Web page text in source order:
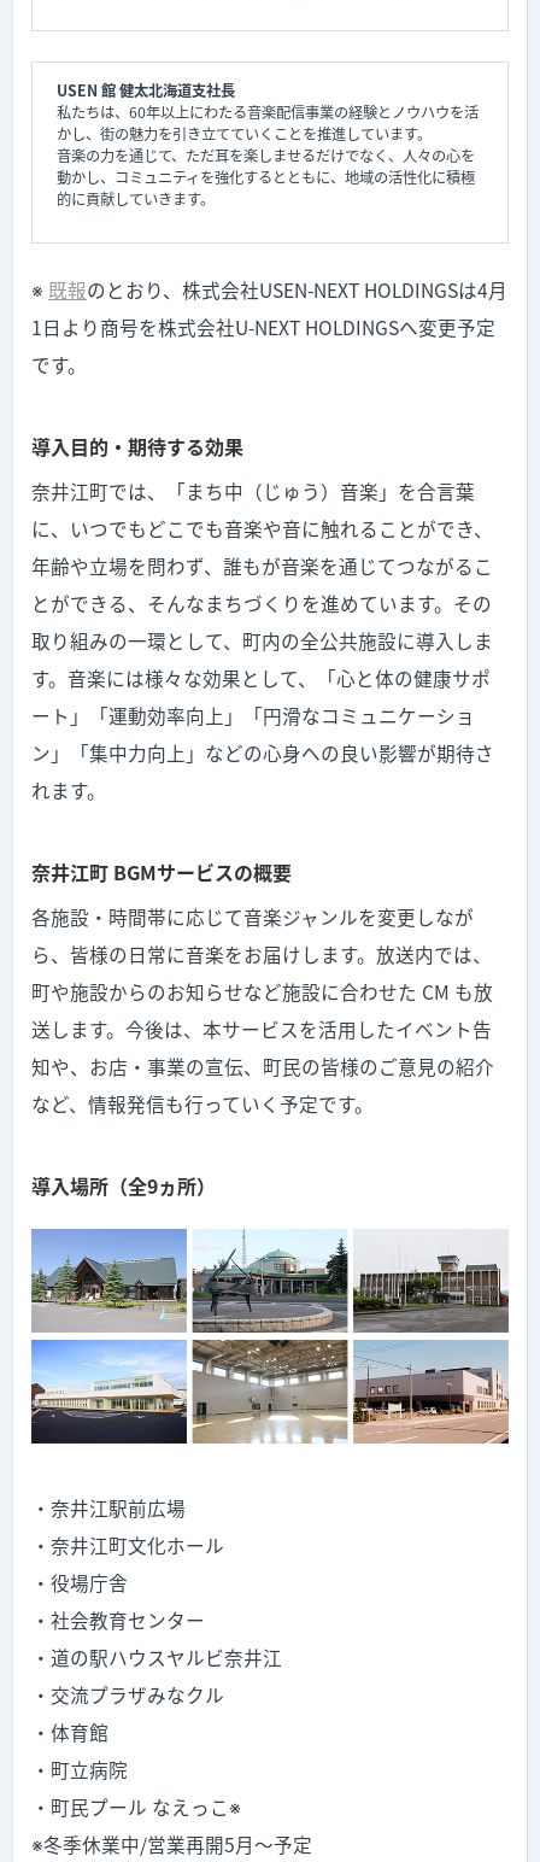
USEN 館 健太北海道支社長
私たちは、60年以上にわたる音楽配信事業の経験とノウハウを活
かし、街の魅力を引き立てていくことを推進しています。
音楽の力を通じて、ただ耳を楽しませるだけでなく、人々の心を
動かし、コミュニティを強化するとともに、地域の活性化に積極
的に貢献していきます。
※ 既報のとおり、株式会社USEN-NEXT HOLDINGSは4月
1日より商号を株式会社U-NEXT HOLDINGSへ変更予定
です。
導入目的・期待する効果
奈井江町では、「まち中（じゅう）音楽」を合言葉
に、いつでもどこでも音楽や音に触れることができ、
年齢や立場を問わず、誰もが音楽を通じてつながるこ
とができる、そんなまちづくりを進めています。その
取り組みの一環として、町内の全公共施設に導入しま
す。音楽には様々な効果として、「心と体の健康サポ
ート」「運動効率向上」「円滑なコミュニケーショ
ン」「集中力向上」などの心身への良い影響が期待さ
れます。
奈井江町 BGMサービスの概要
各施設・時間帯に応じて音楽ジャンルを変更しなが
ら、皆様の日常に音楽をお届けします。放送内では、
町や施設からのお知らせなど施設に合わせた CM も放
送します。今後は、本サービスを活用したイベント告
知や、お店・事業の宣伝、町民の皆様のご意見の紹介
など、情報発信も行っていく予定です。
導入場所（全9ヵ所）
・奈井江駅前広場
・奈井江町文化ホール
・役場庁舎
・社会教育センター
・道の駅ハウスヤルビ奈井江
・交流プラザみなクル
・体育館
・町立病院
・町民プール なえっこ※
※冬季休業中/営業再開5月〜予定